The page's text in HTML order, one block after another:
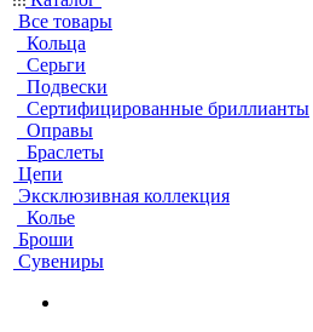
Все товары
Кольца
Серьги
Подвески
Сертифицированные бриллианты
Оправы
Браслеты
Цепи
Эксклюзивная коллекция
Колье
Броши
Сувениры